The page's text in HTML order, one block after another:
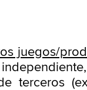
juegos/
terceros